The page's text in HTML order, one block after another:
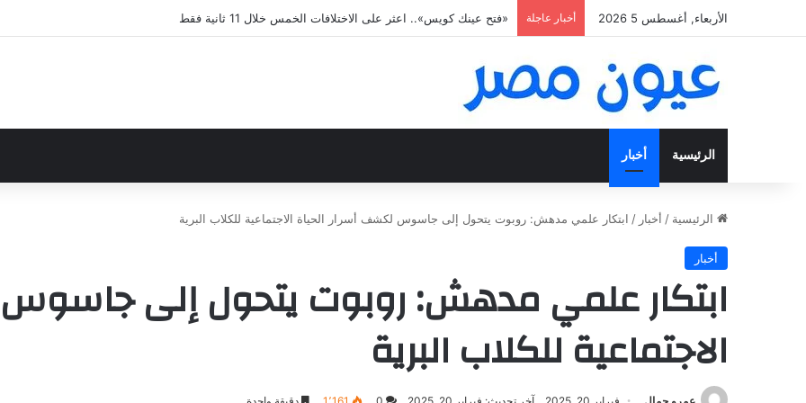
الأربعاء, أغسطس 5 2026 أخبار عاجلة «فتح عينك كويس».. اعثر على الاختلافات الخمس خلال 11 ثانية فقط
الرئيسية أخبار
الرئيسية / أخبار / ابتكار علمي مدهش: روبوت يتحول إلى جاسوس لكشف أسرار الحياة الاجتماعية للكلاب البرية
أخبار
ابتكار علمي مدهش: روبوت يتحول إلى جاسوس
الاجتماعية للكلاب البرية